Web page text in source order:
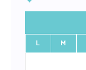
L
M